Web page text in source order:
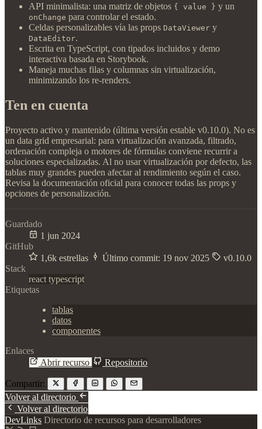
API minimalista: una matriz de objetos { value } y un
onChange para controlar el estado.
Celdas personalizables vía las props DataViewer y
DataEditor.
Escrita en TypeScript, con tipados incluidos y demo
interactiva basada en Storybook.
Maneja muchas filas y columnas sin virtualización,
minimizando los re-renders.
Ten en cuenta
Proyecto activo y mantenido (última versión estable v0.10.0). No es
un data grid empresarial: para virtualización avanzada, filtrado,
ordenación compleja o motores de fórmulas conviene recurrir a
soluciones especializadas. Al no usar virtualización por defecto, las
tablas muy grandes pueden afectar al rendimiento según el caso.
Revisa la documentación oficial para conocer todas las props y
opciones de personalización.
Guardado
1 jun 2024
GitHub
1,6k estrellas
Último commit: 19 nov 2025
v0.10.0
Stack
react typescript
Etiquetas
tablas
datos
componentes
Enlaces
Abrir recurso
Repositorio
Compartir:
Volver al directorio
Volver al directorio
DevLinks Directorio de recursos para desarrolladores